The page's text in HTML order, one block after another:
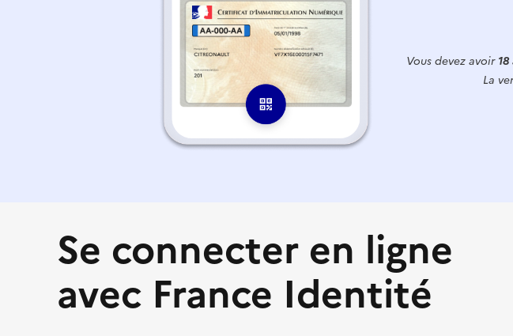
Vous devez avoir
La
Se connecter en ligne
avec France Identité